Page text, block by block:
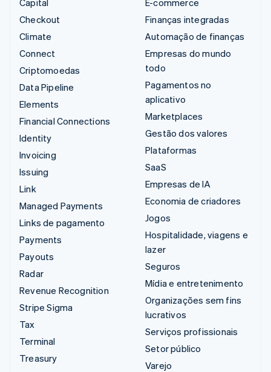
Checkout
Climate
Connect
Criptomoedas
Data Pipeline
Elements
Financial Connections
Identity
Invoicing
Issuing
Link
Managed Payments
Links de pagamento
Payments
Payouts
Radar
Revenue Recognition
Stripe Sigma
Tax
Terminal
Treasury
Finanças integradas
Automação de finanças
Empresas do mundo
todo
Pagamentos no
aplicativo
Marketplaces
Gestão dos valores
Plataformas
SaaS
Empresas de IA
Economia de criadores
Jogos
Hospitalidade, viagens e
lazer
Seguros
Mídia e entretenimento
Organizações sem fins
lucrativos
Serviços profissionais
Setor público
Varejo